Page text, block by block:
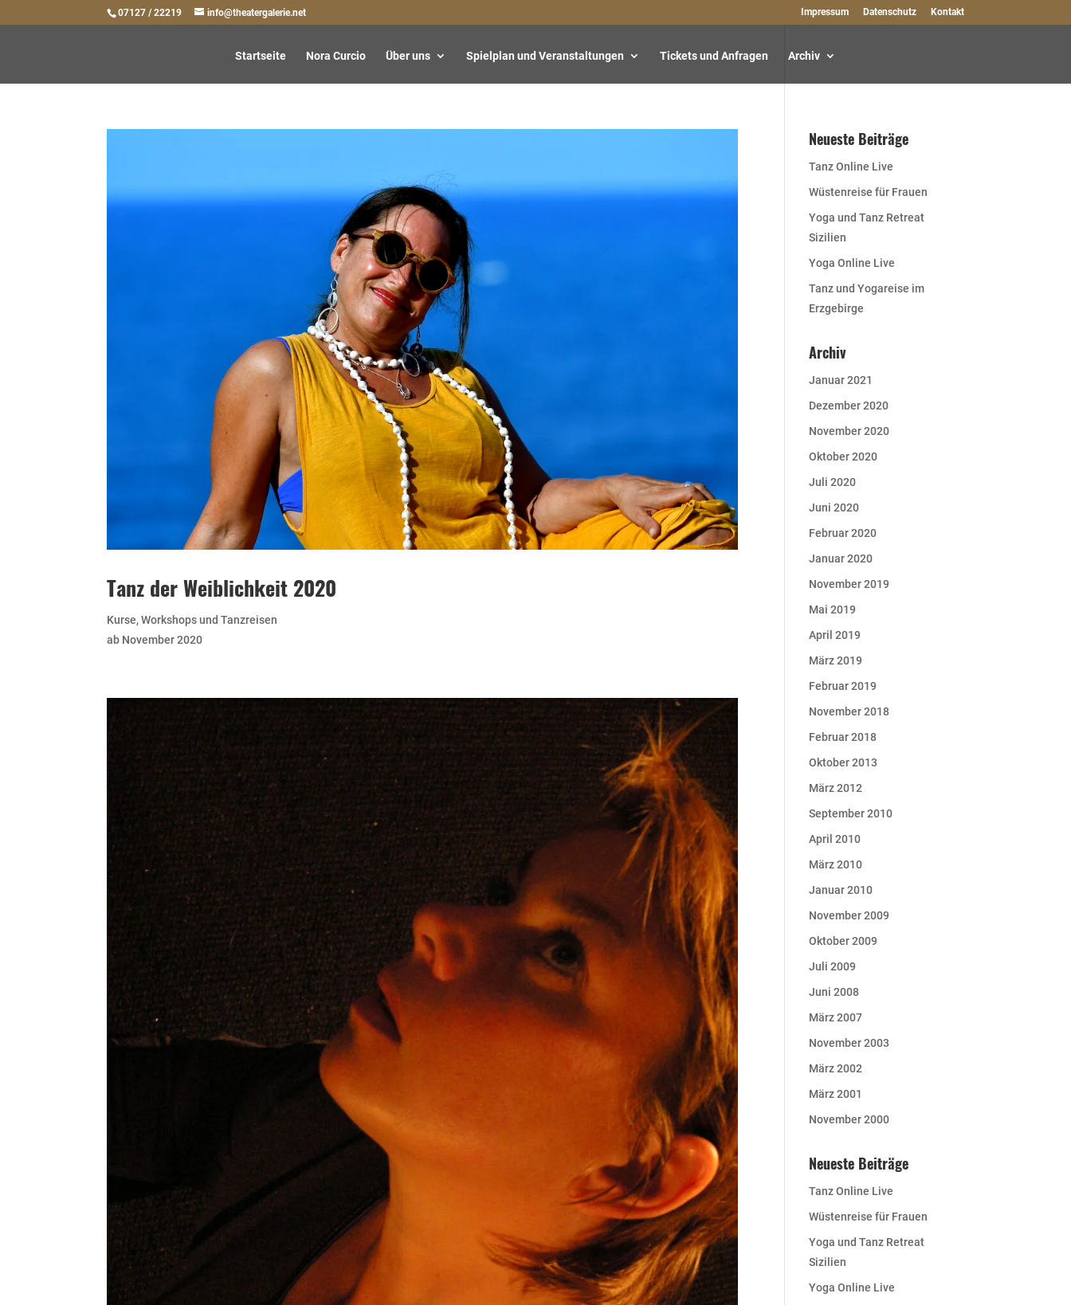
07127 / 22219 info@theatergalerie.net Impressum Datenschutz Kontakt
Startseite Nora Curcio Über uns Spielplan und Veranstaltungen Tickets und Anfragen Archiv
Tanz der Weiblichkeit 2020
Kurse, Workshops und Tanzreisen
ab November 2020
Neueste Beiträge
Tanz Online Live
Wüstenreise für Frauen
Yoga und Tanz Retreat
Sizilien
Yoga Online Live
Tanz und Yogareise im
Erzgebirge
Archiv
Januar 2021
Dezember 2020
November 2020
Oktober 2020
Juli 2020
Juni 2020
Februar 2020
Januar 2020
November 2019
Mai 2019
April 2019
März 2019
Februar 2019
November 2018
Februar 2018
Oktober 2013
März 2012
September 2010
April 2010
März 2010
Januar 2010
November 2009
Oktober 2009
Juli 2009
Juni 2008
März 2007
November 2003
März 2002
März 2001
November 2000
Neueste Beiträge
Tanz Online Live
Wüstenreise für Frauen
Yoga und Tanz Retreat
Sizilien
Yoga Online Live